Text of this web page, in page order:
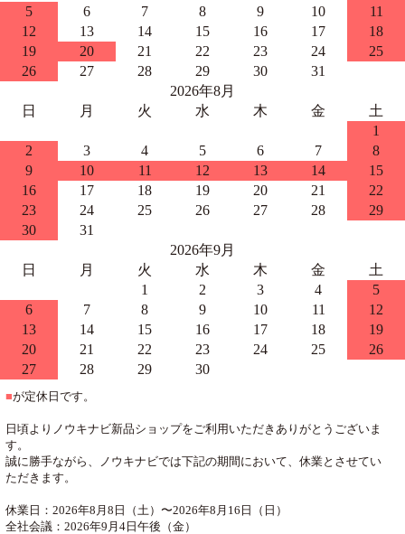
5
6 7 8 9 10
11
12
13 14 15 16 17
18
19
20 21 22 23 24
25
26
27 28 29 30
31
2026年8月
日
月 火 水 木 金
土
1
2
3 4 5 6 7
8
9
10 11 12 13 14
15
16
17 18 19 20 21
22
23
24 25 26 27 28
29
30
31
2026年9月
日
月 火 水 木 金
土
1
2 3 4
5
6
7 8 9 10 11
12
13
14 15 16 17 18
19
20
21 22 23 24 25
26
27
28 29 30
■が定休日です。
日頃よりノウキナビ新品ショップをご利用いただきありがとうございま
す。
誠に勝手ながら、ノウキナビでは下記の期間において、休業とさせてい
ただきます。
休業日：2026年8月8日（土）〜2026年8月16日（日）
全社会議：2026年9月4日午後（金）